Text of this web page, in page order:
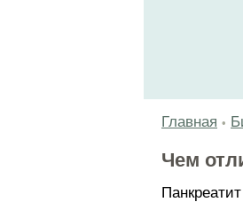
Главная •
Чем